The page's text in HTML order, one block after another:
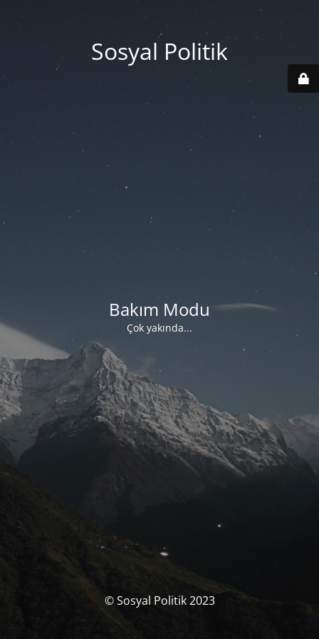
Sosyal Politik
Bakım Modu
Çok yakında...
© Sosyal Politik 2023